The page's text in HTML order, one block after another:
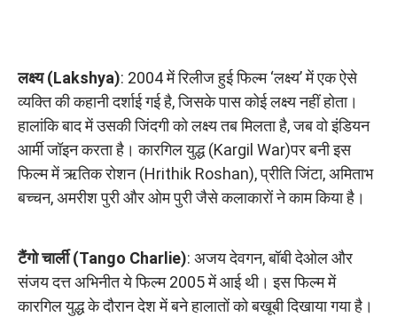
लक्ष्य (Lakshya): 2004 में रिलीज हुई फिल्म ‘लक्ष्य’ में एक ऐसे
व्यक्ति की कहानी दर्शाई गई है, जिसके पास कोई लक्ष्य नहीं होता।
हालांकि बाद में उसकी जिंदगी को लक्ष्य तब मिलता है, जब वो इंडियन
आर्मी जॉइन करता है। कारगिल युद्ध (Kargil War)पर बनी इस
फिल्म में ऋतिक रोशन (Hrithik Roshan), प्रीति जिंटा, अमिताभ
बच्चन, अमरीश पुरी और ओम पुरी जैसे कलाकारों ने काम किया है।
टैंगो चार्ली (Tango Charlie): अजय देवगन, बॉबी देओल और
संजय दत्त अभिनीत ये फिल्म 2005 में आई थी। इस फिल्म में
कारगिल युद्ध के दौरान देश में बने हालातों को बखूबी दिखाया गया है।